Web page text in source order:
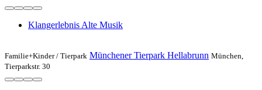
Klangerlebnis Alte Musik
Familie+Kinder / Tierpark Münchener Tierpark Hellabrunn München,
Tierparkstr. 30